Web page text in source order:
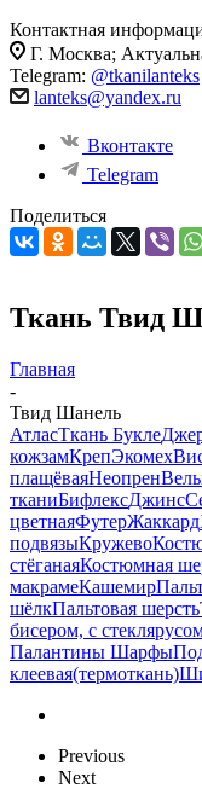
Контактная
Г. Москва;
Telegram: @tkanilanteks
lanteks@yandex.ru
Вконтакте
Telegram
Поделиться
Ткань Твид
Главная
-
Твид Шанель
АтласТкань Букле
кожзамКрепЭкомех
плащёваяНеопрен
тканиБифлексДжинс
цветнаяФутерЖаккард
подвязыКружево
стёганаяКостюмная
макрамеКашемир
шёлкПальтовая шерсть
бисером, с
Палантины Шарфы
клеевая(термоткань)
Previous
Next